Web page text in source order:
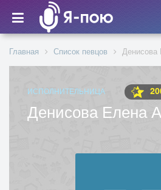
Главная Список певцов Денисова
ИСПОЛНИТЕЛЬНИЦА
Денисова Елена